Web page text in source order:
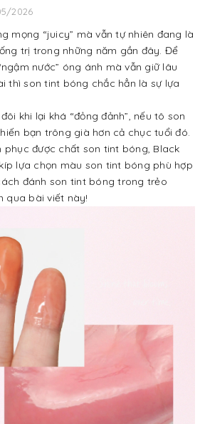
2026
mọng “juicy” mà vẫn tự nhiên đang là
trị trong những năm gần đây. Để
nước” óng ánh mà vẫn giữ lâu
thì son tint bóng chắc hẳn là sự lựa
khi lại khá “đỏng đảnh”, nếu tô son
bạn trông già hơn cả chục tuổi đó.
được chất son tint bóng, Black
lựa chọn màu son tint bóng phù hợp
đánh son tint bóng trong trẻo
qua bài viết này!